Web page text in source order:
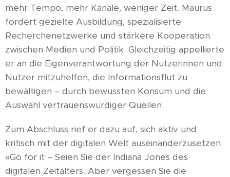
mehr Tempo, mehr Kanäle, weniger Zeit. Maurus
fordert gezielte Ausbildung, spezialisierte
Recherchenetzwerke und stärkere Kooperation
zwischen Medien und Politik. Gleichzeitig appellierte
er an die Eigenverantwortung der Nutzerinnen und
Nutzer mitzuhelfen, die Informationsflut zu
bewältigen – durch bewussten Konsum und die
Auswahl vertrauenswürdiger Quellen.
Zum Abschluss rief er dazu auf, sich aktiv und
kritisch mit der digitalen Welt auseinanderzusetzen:
«Go for it – Seien Sie der Indiana Jones des
digitalen Zeitalters. Aber vergessen Sie die